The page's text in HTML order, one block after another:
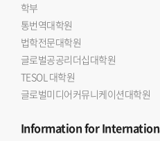
학부
통번역대학원
법학전문대학원
글로벌공공리더십대학원
TESOL 대학원
글로벌미디어커뮤니케이션대학원
Informationfor